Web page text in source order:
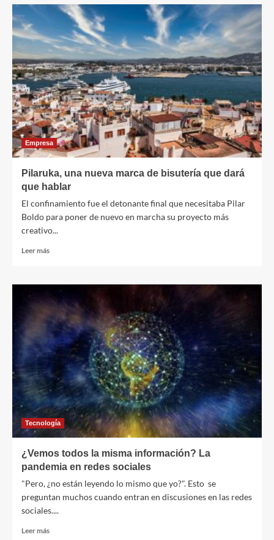
Empresa
Pilaruka, una nueva marca de bisutería que dará
que hablar
El confinamiento fue el detonante final que necesitaba Pilar
Boldo para poner de nuevo en marcha su proyecto más
creativo...
Leer másLeer
Pilaruka,
nueva
marca
de
bisutería
que
que
hablar
Tecnología
¿Vemos todos la misma información? La
pandemia en redes sociales
"Pero, ¿no están leyendo lo mismo que yo?". Esto se
preguntan muchos cuando entran en discusiones en las redes
sociales....
Leer másLeer